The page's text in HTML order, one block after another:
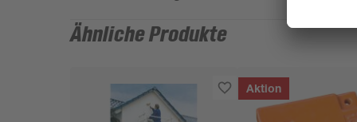
Ähnliche Produkte
Aktion